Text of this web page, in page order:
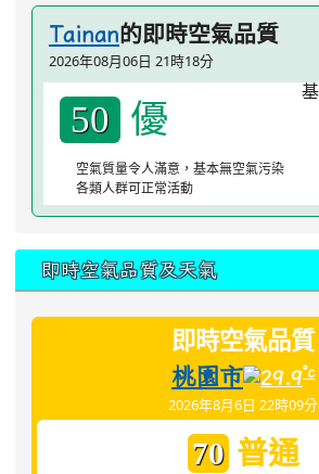
Tainan的即時空氣品質
2026年08月06日 21時18分
50 優
空氣質量令人滿意，基本無空氣污染
各類人群可正常活動
即時空氣品質及天氣
即時空氣品質
桃園市 29.9°c
2026年8月6日 22時09分
70 普通